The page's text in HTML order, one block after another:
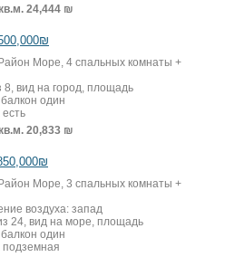
24,444 ₪
Море, 4 спальных комнаты +
8, вид на город, площадь
один
есть
20,833 ₪
Море, 3 спальных комнаты +
воздуха: запад
24, вид на море, площадь
один
подземная